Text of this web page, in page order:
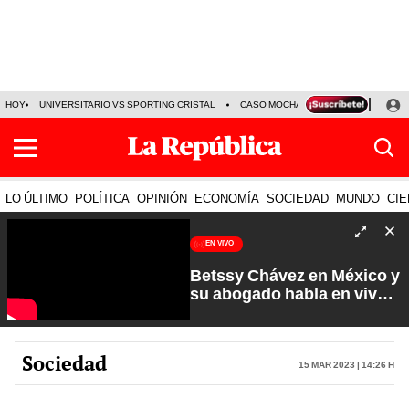
HOY UNIVERSITARIO VS SPORTING CRISTAL CASO MOCHASUELDOS
LO ÚLTIMO POLÍTICA OPINIÓN ECONOMÍA SOCIEDAD MUNDO
EN VIVO
Betssy Chávez en México y
su abogado habla en vivo |
Carlos Cornejo
Sociedad 15 Mar 2023 | 14:26 h